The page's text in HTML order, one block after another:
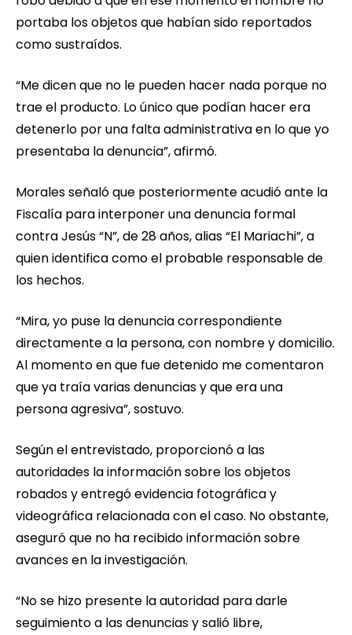
portaba los objetos que habían sido reportados
como sustraídos.
“Me dicen que no le pueden hacer nada porque no
trae el producto. Lo único que podían hacer era
detenerlo por una falta administrativa en lo que yo
presentaba la denuncia”, afirmó.
Morales señaló que posteriormente acudió ante la
Fiscalía para interponer una denuncia formal
contra Jesús “N”, de 28 años, alias “El Mariachi”, a
quien identifica como el probable responsable de
los hechos.
“Mira, yo puse la denuncia correspondiente
directamente a la persona, con nombre y domicilio.
Al momento en que fue detenido me comentaron
que ya traía varias denuncias y que era una
persona agresiva”, sostuvo.
Según el entrevistado, proporcionó a las
autoridades la información sobre los objetos
robados y entregó evidencia fotográfica y
videográfica relacionada con el caso. No obstante,
aseguró que no ha recibido información sobre
avances en la investigación.
“No se hizo presente la autoridad para darle
seguimiento a las denuncias y salió libre,